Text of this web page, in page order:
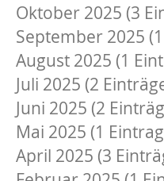
Oktober 2025 (3
September 2025
August 2025 (1
Juli 2025 (2
Juni 2025 (2
Mai 2025 (1
April 2025 (3